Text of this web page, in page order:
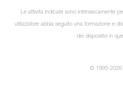
Le attività indicate sono intrinsecamente
utilizzatore abbia seguito una formazione e
dei dispositivi in
© 1995-2026